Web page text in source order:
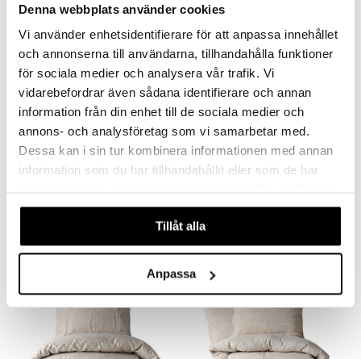
Denna webbplats använder cookies
Vi använder enhetsidentifierare för att anpassa innehållet
och annonserna till användarna, tillhandahålla funktioner
för sociala medier och analysera vår trafik. Vi
vidarebefordrar även sådana identifierare och annan
information från din enhet till de sociala medier och
annons- och analysföretag som vi samarbetar med.
Dessa kan i sin tur kombinera informationen med annan
information som du har tillhandahållit eller som de har
våra cookies vid fortsatt användande av vår webbplats.
Tillåt alla
Anpassa
Finns i flera varianter
Påslakanset 150 x 210 cm
AUMI COLLECTION
Finns i flera varianter
Randigt Påslakanset 150 x 210 cm
AUMI COLLECTION